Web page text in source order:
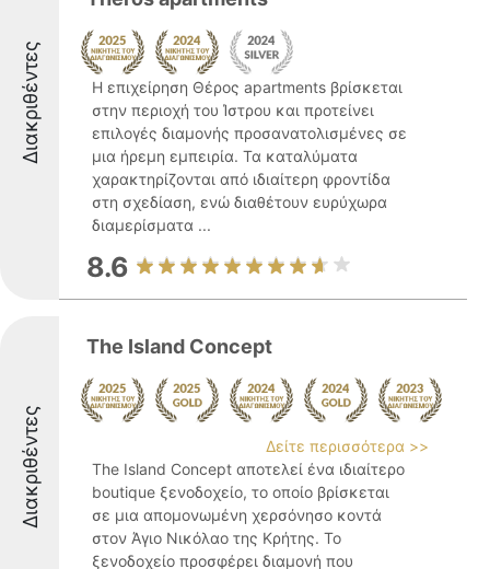
Διακριθέντες
Η επιχείρηση Θέρος apartments βρίσκεται
στην περιοχή του Ίστρου και προτείνει
επιλογές διαμονής προσανατολισμένες σε
μια ήρεμη εμπειρία. Τα καταλύματα
χαρακτηρίζονται από ιδιαίτερη φροντίδα
στη σχεδίαση, ενώ διαθέτουν ευρύχωρα
διαμερίσματα ...
8.6
Διακριθέντες
The Island Concept
Δείτε περισσότερα >>
The Island Concept αποτελεί ένα ιδιαίτερο
boutique ξενοδοχείο, το οποίο βρίσκεται
σε μια απομονωμένη χερσόνησο κοντά
στον Άγιο Νικόλαο της Κρήτης. Το
ξενοδοχείο προσφέρει διαμονή που